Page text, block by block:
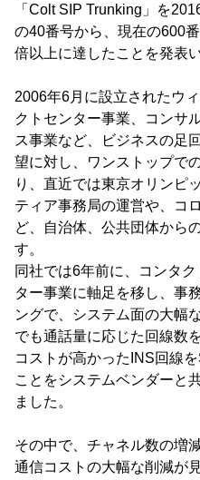
「Colt SIP Trunking」を
の40番号から、現在の600
倍以上に達したことを発表
2006年6月に設立されたウ
クトセンター事業、コンサ
ス事業など、ビジネスの足
望に対し、ワンストップで
り、直近では東京オリンピ
ティア事務局の運営や、コ
ど、自治体、公共団体から
す。
同社では6年前に、コンタ
ター事業に軸足を移し、事
ングで、システム面の大幅
でも通話量に応じた回線数
コストが高かったINS回線
ことをシステムベンダーと
ました。
その中で、チャネル数の増
通信コストの大幅な削減が